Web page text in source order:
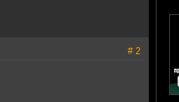
# 2